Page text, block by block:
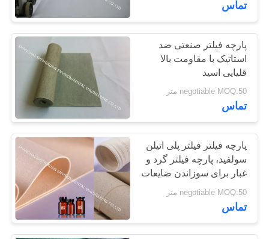
فیلتر شفاف HEPA
39
صفحه چاپ مش
26
تماس
پارچه فیلتر صنعتی ضد
استاتیک با مقاومت بالا
قلیایی اسید
negotiable MOQ:50 متر
تماس
پارچه فیلتر فیلتر پلی اتیلن
سولفید، پارچه فیلتر گرد و
غبار برای سوزاندن ضایعات
negotiable MOQ:50 متر
تماس